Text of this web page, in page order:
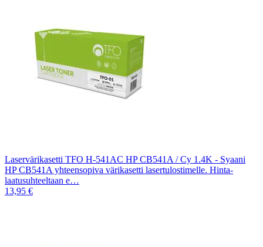
Laservärikasetti TFO H-541AC HP CB541A / Cy 1.4K - Syaani
HP CB541A yhteensopiva värikasetti lasertulostimelle. Hinta-
laatusuhteeltaan e…
13,95 €